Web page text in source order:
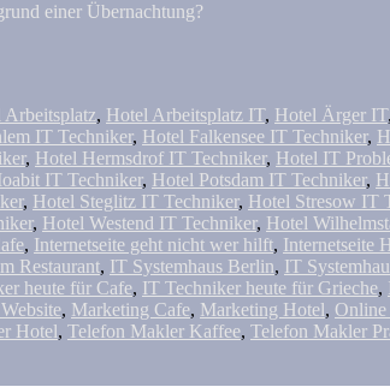
einer Übernachtung?
Arbeitsplatz, Hotel Arbeitsplatz IT, Hotel Ärger IT,
IT Techniker, Hotel Falkensee IT Techniker,
, Hotel Hermsdrof IT Techniker, Hotel IT
IT Techniker, Hotel Potsdam IT Techniker,
, Hotel Steglitz IT Techniker, Hotel Stresow IT
, Hotel Westend IT Techniker, Hotel
, Internetseite geht nicht wer hilft, Internetseite
Restaurant, IT Systemhaus Berlin, IT
heute für Cafe, IT Techniker heute für Grieche,
, Marketing Cafe, Marketing Hotel,
Hotel, Telefon Makler Kaffee, Telefon Makler